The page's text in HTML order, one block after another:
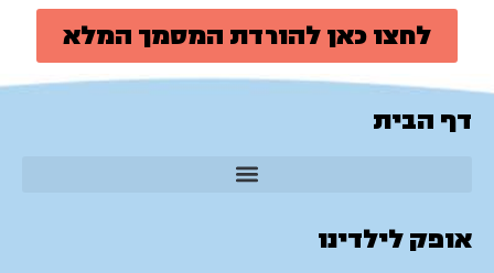
לחצו כאן להורדת המסמך המלא
דף הבית
אופק לילדינו